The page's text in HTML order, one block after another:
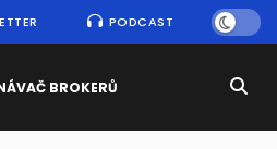
PODCAST
BROKERŮ